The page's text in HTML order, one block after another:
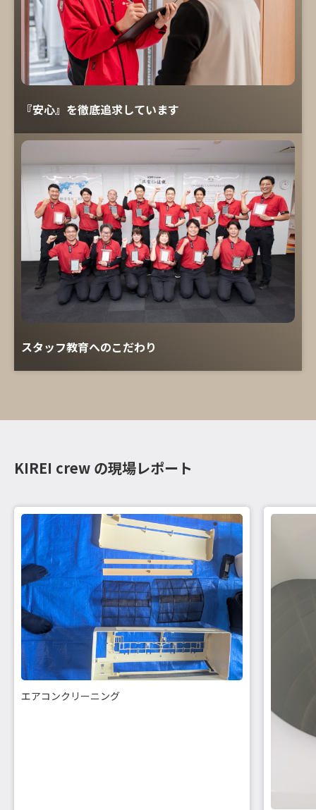
『安心』を徹底追求しています
スタッフ教育へのこだわり
KIREI crew の現場レポート
エアコンクリーニング